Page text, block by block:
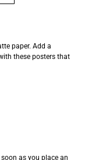
paper. Add a
these posters that
as you place an